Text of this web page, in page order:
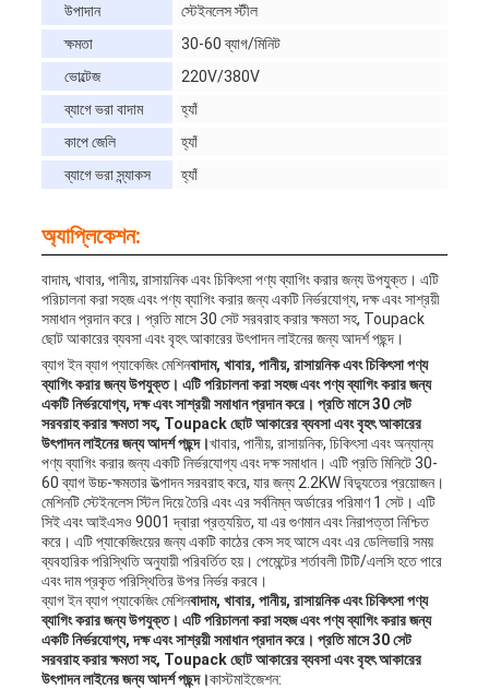
উপাদান
স্টেইনলেস স্টীল
ক্ষমতা
30-60 ব্যাগ/মিনিট
ভোল্টেজ
220V/380V
ব্যাগে ভরা বাদাম
হ্যাঁ
কাপে জেলি
হ্যাঁ
ব্যাগে ভরা স্ন্যাকস
হ্যাঁ
অ্যাপ্লিকেশন:
বাদাম, খাবার, পানীয়, রাসায়নিক এবং চিকিৎসা পণ্য ব্যাগিং করার জন্য উপযুক্ত। এটি
পরিচালনা করা সহজ এবং পণ্য ব্যাগিং করার জন্য একটি নির্ভরযোগ্য, দক্ষ এবং সাশ্রয়ী
সমাধান প্রদান করে। প্রতি মাসে 30 সেট সরবরাহ করার ক্ষমতা সহ, Toupack
ছোট আকারের ব্যবসা এবং বৃহৎ আকারের উৎপাদন লাইনের জন্য আদর্শ পছন্দ।
ব্যাগ ইন ব্যাগ প্যাকেজিং মেশিনবাদাম, খাবার, পানীয়, রাসায়নিক এবং চিকিৎসা পণ্য
ব্যাগিং করার জন্য উপযুক্ত। এটি পরিচালনা করা সহজ এবং পণ্য ব্যাগিং করার জন্য
একটি নির্ভরযোগ্য, দক্ষ এবং সাশ্রয়ী সমাধান প্রদান করে। প্রতি মাসে 30 সেট
সরবরাহ করার ক্ষমতা সহ, Toupack ছোট আকারের ব্যবসা এবং বৃহৎ আকারের
উৎপাদন লাইনের জন্য আদর্শ পছন্দ।খাবার, পানীয়, রাসায়নিক, চিকিৎসা এবং অন্যান্য
পণ্য ব্যাগিং করার জন্য একটি নির্ভরযোগ্য এবং দক্ষ সমাধান। এটি প্রতি মিনিটে 30-
60 ব্যাগ উচ্চ-ক্ষমতার উত্পাদন সরবরাহ করে, যার জন্য 2.2KW বিদ্যুতের প্রয়োজন।
মেশিনটি স্টেইনলেস স্টিল দিয়ে তৈরি এবং এর সর্বনিম্ন অর্ডারের পরিমাণ 1 সেট। এটি
সিই এবং আইএসও 9001 দ্বারা প্রত্যয়িত, যা এর গুণমান এবং নিরাপত্তা নিশ্চিত
করে। এটি প্যাকেজিংয়ের জন্য একটি কাঠের কেস সহ আসে এবং এর ডেলিভারি সময়
ব্যবহারিক পরিস্থিতি অনুযায়ী পরিবর্তিত হয়। পেমেন্টের শর্তাবলী টিটি/এলসি হতে পারে
এবং দাম প্রকৃত পরিস্থিতির উপর নির্ভর করবে।
ব্যাগ ইন ব্যাগ প্যাকেজিং মেশিনবাদাম, খাবার, পানীয়, রাসায়নিক এবং চিকিৎসা পণ্য
ব্যাগিং করার জন্য উপযুক্ত। এটি পরিচালনা করা সহজ এবং পণ্য ব্যাগিং করার জন্য
একটি নির্ভরযোগ্য, দক্ষ এবং সাশ্রয়ী সমাধান প্রদান করে। প্রতি মাসে 30 সেট
সরবরাহ করার ক্ষমতা সহ, Toupack ছোট আকারের ব্যবসা এবং বৃহৎ আকারের
উৎপাদন লাইনের জন্য আদর্শ পছন্দ।কাস্টমাইজেশন: